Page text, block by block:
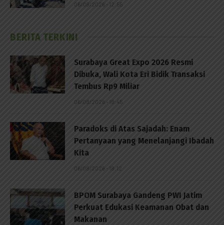
06/08/2026 - 12:55
BERITA TERKINI
Surabaya Great Expo 2026 Resmi
Dibuka, Wali Kota Eri Bidik Transaksi
Tembus Rp9 Miliar
06/08/2026 - 18:45
Paradoks di Atas Sajadah: Enam
Pertanyaan yang Menelanjangi Ibadah
Kita
06/08/2026 - 18:12
BPOM Surabaya Gandeng PWI Jatim
Perkuat Edukasi Keamanan Obat dan
Makanan